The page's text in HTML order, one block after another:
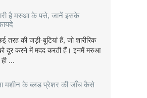
है मरुआ के पत्ते, जानें इसके
तरह की जड़ी-बूटियां हैं, जो शारीरिक
दूर करने में मदद करती हैं। इनमें मरुआ
...
मशीन के ब्लड प्रेशर की जाँच कैसे